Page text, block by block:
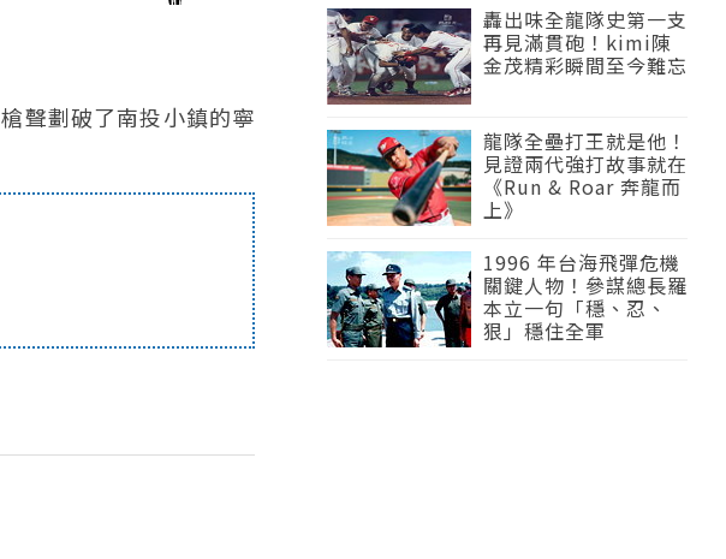
聲劃破了南投小鎮的寧
轟出味全龍隊史第一支
再見滿貫砲！kimi陳
金茂精彩瞬間至今難忘
龍隊全壘打王就是他！
見證兩代強打故事就在
《Run & Roar 奔龍而
上》
1996 年台海飛彈危機
關鍵人物！參謀總長羅
本立一句「穩、忍、
狠」穩住全軍